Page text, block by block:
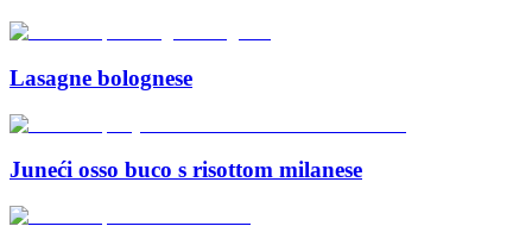
Lasagne bolognese
Juneći osso buco s risottom milanese